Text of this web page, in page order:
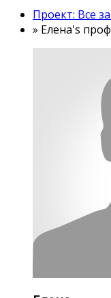
Проект: Все
» Елена's